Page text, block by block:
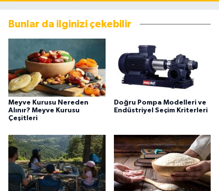
Bunlar da ilginizi çekebilir
Meyve Kurusu Nereden
Alınır? Meyve Kurusu
Çeşitleri
Doğru Pompa Modelleri ve
Endüstriyel Seçim Kriterleri